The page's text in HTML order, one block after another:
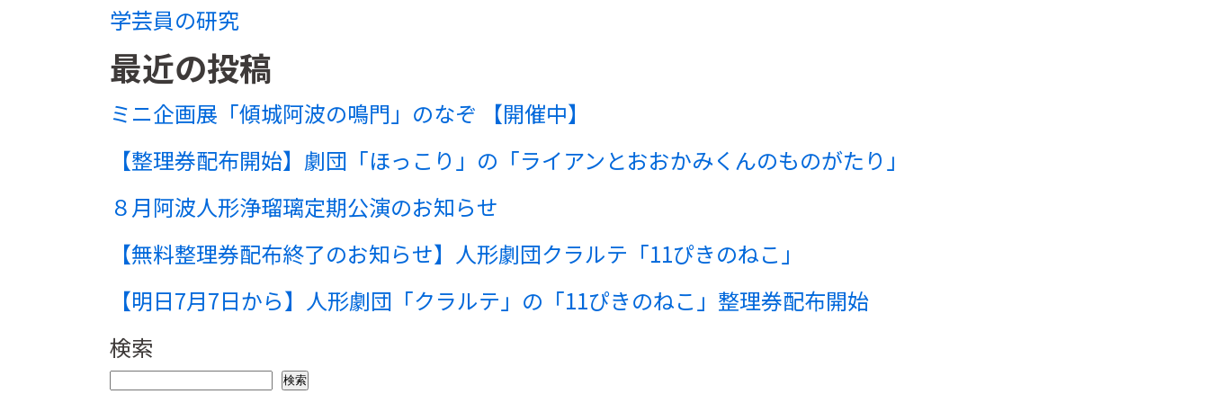
学芸員の研究
最近の投稿
ミニ企画展「傾城阿波の鳴門」のなぞ 【開催中】
【整理券配布開始】劇団「ほっこり」の「ライアンとおおかみくんのものがたり」
８月阿波人形浄瑠璃定期公演のお知らせ
【無料整理券配布終了のお知らせ】人形劇団クラルテ「11ぴきのねこ」
【明日7月7日から】人形劇団「クラルテ」の「11ぴきのねこ」整理券配布開始
検索
検索